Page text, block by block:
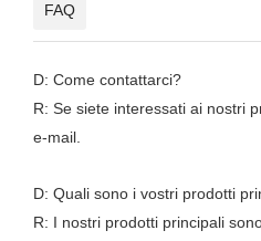
FAQ
D: Come contattarci?
R: Se siete interessati ai nostri
e-mail.
D: Quali sono i vostri prodotti
R: I nostri prodotti principali